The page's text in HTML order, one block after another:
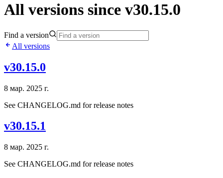
All versions since v30.15.0
Find a version
All versions
v30.15.0
8 мар. 2025 г.
See CHANGELOG.md for release notes
v30.15.1
8 мар. 2025 г.
See CHANGELOG.md for release notes